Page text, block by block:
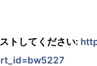
トしてください: